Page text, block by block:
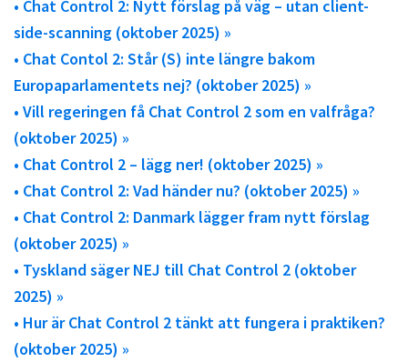
• Chat Control 2: Nytt förslag på väg – utan client-
side-scanning (oktober 2025) »
• Chat Contol 2: Står (S) inte längre bakom
Europaparlamentets nej? (oktober 2025) »
• Vill regeringen få Chat Control 2 som en valfråga?
(oktober 2025) »
• Chat Control 2 – lägg ner! (oktober 2025) »
• Chat Control 2: Vad händer nu? (oktober 2025) »
• Chat Control 2: Danmark lägger fram nytt förslag
(oktober 2025) »
• Tyskland säger NEJ till Chat Control 2 (oktober
2025) »
• Hur är Chat Control 2 tänkt att fungera i praktiken?
(oktober 2025) »